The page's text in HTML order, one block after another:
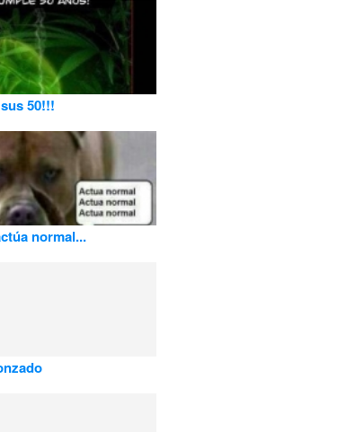
50!!!
normal...